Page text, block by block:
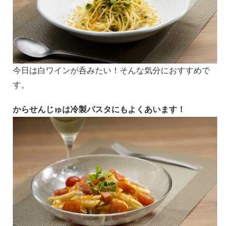
今日は白ワインが呑みたい！そんな気分におすすめで
す。
からせんじゅは冷製パスタにもよくあいます！